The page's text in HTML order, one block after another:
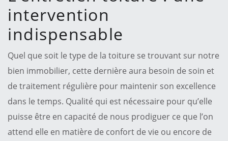
intervention
indispensable
Quel que soit le type de la toiture se trouvant sur notre
bien immobilier, cette dernière aura besoin de soin et
de traitement régulière pour maintenir son excellence
dans le temps. Qualité qui est nécessaire pour qu’elle
puisse être en capacité de nous prodiguer ce que l’on
attend elle en matière de confort de vie ou encore de